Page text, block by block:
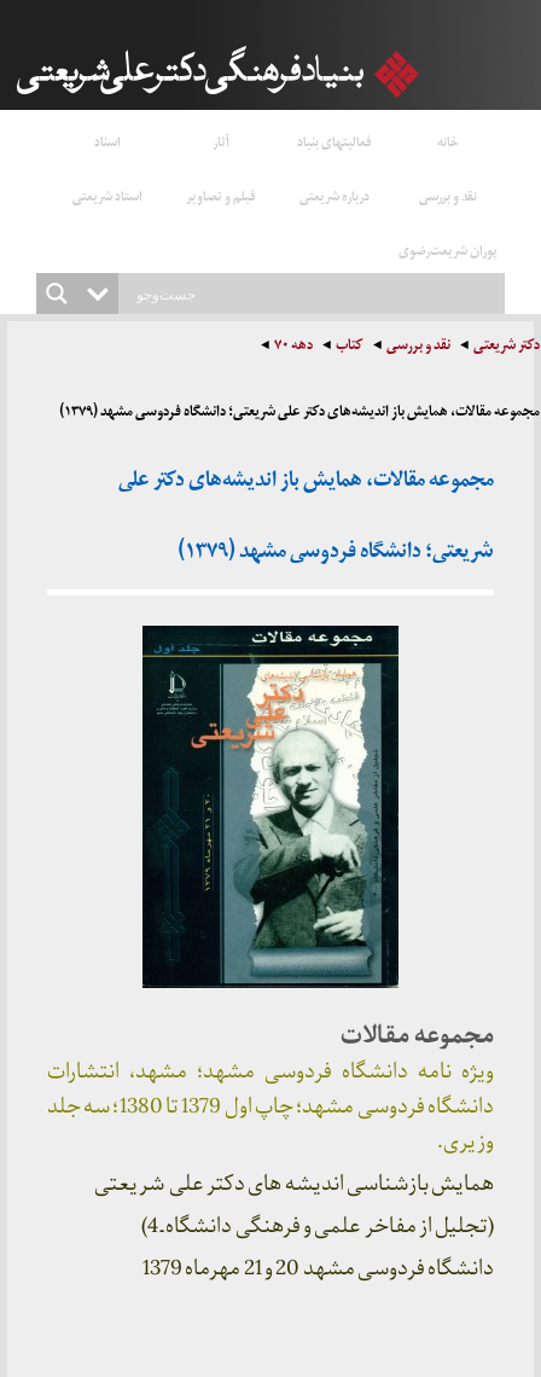
خانه فعالیتهای بنیاد آثار
اسناد
نقد و بررسی
درباره شریعتی فیلم و تصاویر
استاد شریعتی
پوران شریعت‌رضوی
دکتر شریعتی نقد و بررسی کتاب دهه ۷۰
مجموعه مقالات، همایش باز اندیشه‌های دکتر علی شریعتی؛ دانشگاه فردوسی مشهد (۱۳۷۹)
مجموعه مقالات، همایش باز اندیشه‌های دکتر علی
شریعتی؛ دانشگاه فردوسی مشهد (۱۳۷۹)
مجموعه مقالات
ویژه نامه دانشگاه فردوسی مشهد؛ مشهد، انتشارات
دانشگاه فردوسی مشهد؛ چاپ اول 1379 تا 1380؛ سه جلد
وزیری.
همایش بازشناسی اندیشه های دکتر علی شریعتی
(تجلیل از مفاخر علمی و فرهنگی دانشگاه ـ 4)
دانشگاه فردوسی مشهد 20 و 21 مهرماه 1379